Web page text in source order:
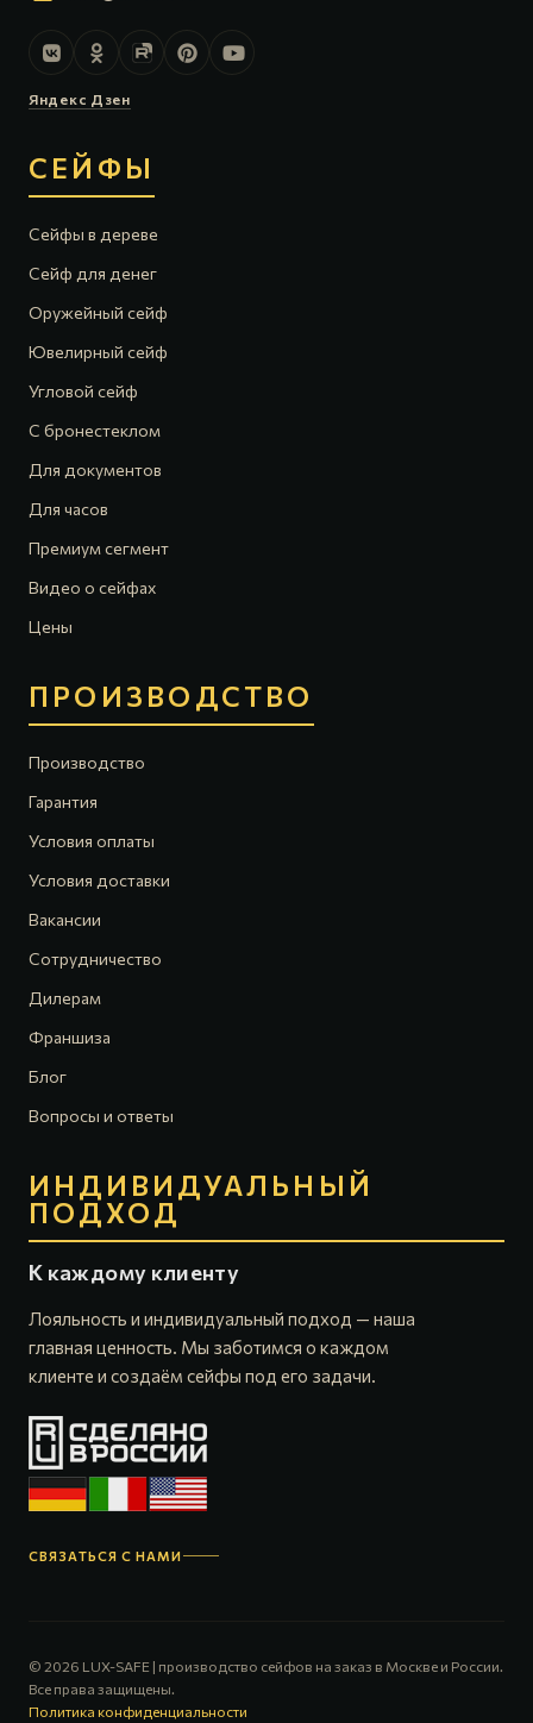
Яндекс Дзен
СЕЙФЫ
Сейфы в дереве
Сейф для денег
Оружейный сейф
Ювелирный сейф
Угловой сейф
С бронестеклом
Для документов
Для часов
Премиум сегмент
Видео о сейфах
Цены
ПРОИЗВОДСТВО
Производство
Гарантия
Условия оплаты
Условия доставки
Вакансии
Сотрудничество
Дилерам
Франшиза
Блог
Вопросы и ответы
ИНДИВИДУАЛЬНЫЙ
ПОДХОД
К каждому клиенту
Лояльность и индивидуальный подход — наша
главная ценность. Мы заботимся о каждом
клиенте и создаём сейфы под его задачи.
СВЯЗАТЬСЯ С НАМИ
© 2026 LUX-SAFE | производство сейфов на заказ в Москве и России.
Все права защищены.
Политика конфиденциальности